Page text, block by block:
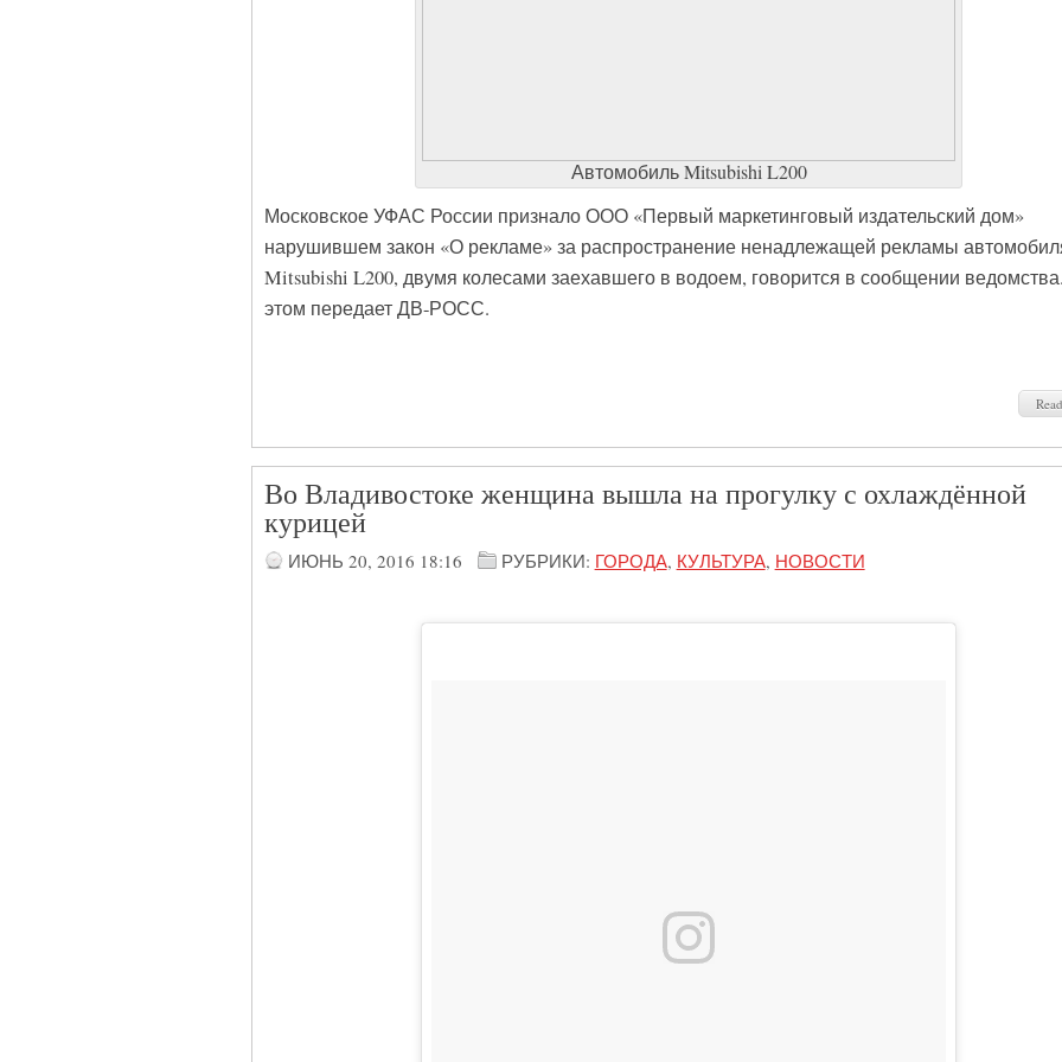
Автомобиль Mitsubishi L200
Московское УФАС России признало ООО «Первый маркетинговый издательский дом»
нарушившем закон «О рекламе» за распространение ненадлежащей рекламы
Mitsubishi L200, двумя колесами заехавшего в водоем, говорится в сообщении
этом передает ДВ-РОСС.
Во Владивостоке женщина вышла на прогулку с охлаждённой
курицей
ИЮНЬ 20, 2016 18:16 РУБРИКИ: ГОРОДА, КУЛЬТУРА, НОВОСТИ